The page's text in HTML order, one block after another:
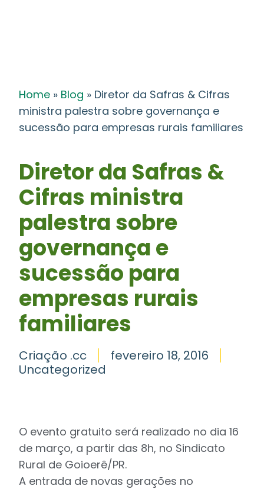
Home » Blog » Diretor da Safras & Cifras
ministra palestra sobre governança e
sucessão para empresas rurais familiares
Diretor da Safras &
Cifras ministra
palestra sobre
governança e
sucessão para
empresas rurais
familiares
Criação .cc
fevereiro 18, 2016
Uncategorized
O evento gratuito será realizado no dia 16
de março, a partir das 8h, no Sindicato
Rural de Goioerê/PR.
A entrada de novas gerações no